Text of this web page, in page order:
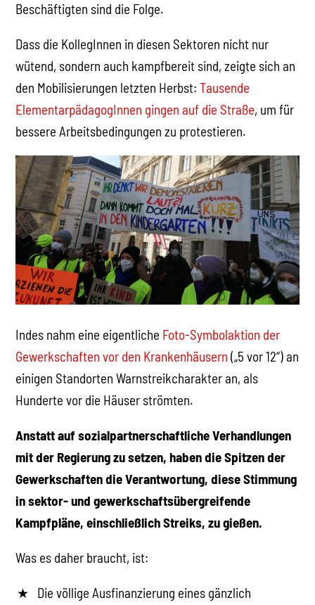
Beschäftigten sind die Folge.
Dass die KollegInnen in diesen Sektoren nicht nur
wütend, sondern auch kampfbereit sind, zeigte sich an
den Mobilisierungen letzten Herbst:Tausende
ElementarpädagogInnen gingen auf die Straße, um für
bessere Arbeitsbedingungen zu protestieren.
Indes nahm eine eigentliche Foto-Symbolaktion der
Gewerkschaften vor den Krankenhäusern („5 vor 12“) an
einigen Standorten Warnstreikcharakter an, als
Hunderte vor die Häuser strömten.
Anstatt auf sozialpartnerschaftliche Verhandlungen
mit der Regierung zu setzen, haben die Spitzen der
Gewerkschaften die Verantwortung, diese Stimmung
in sektor- und gewerkschaftsübergreifende
Kampfpläne, einschließlich Streiks, zu gießen.
Was es daher braucht, ist:
Die völlige Ausfinanzierung eines gänzlich